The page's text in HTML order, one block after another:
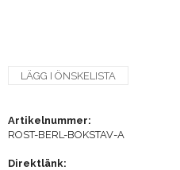
LÄGG I ÖNSKELISTA
Artikelnummer:
ROST-BERL-BOKSTAV-A
Direktlänk: